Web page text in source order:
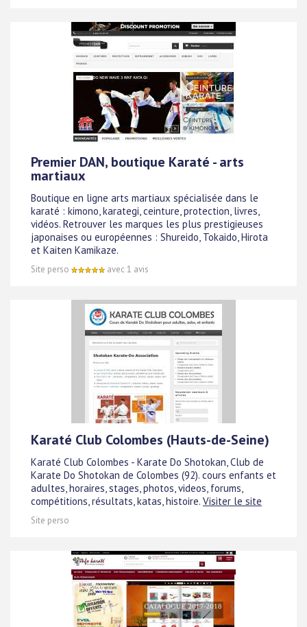
Premier DAN, boutique Karaté - arts
martiaux
Boutique en ligne arts martiaux spécialisée dans le
karaté : kimono, karategi, ceinture, protection, livres,
vidéos. Retrouver les marques les plus prestigieuses
japonaises ou européennes : Shureido, Tokaido, Hirota
et Kaiten Kamikaze.
Site perso avec 1 avis
Karaté Club Colombes (Hauts-de-Seine)
Karaté Club Colombes - Karate Do Shotokan, Club de
Karate Do Shotokan de Colombes (92). cours enfants et
adultes, horaires, stages, photos, videos, forums,
compétitions, résultats, katas, histoire. Visiter le site
Site perso